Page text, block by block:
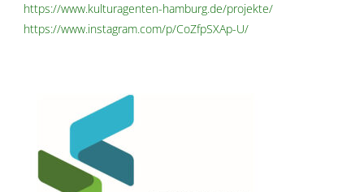
https://www.kulturagenten-hamburg.de/projekte/
https://www.instagram.com/p/CoZfpSXAp-U/